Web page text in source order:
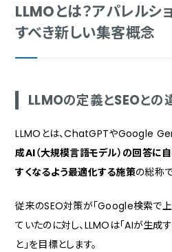
なぜアパレル業界でLLMOが重要
AI時代の新しい購買行動モデル「
ゼロクリック検索とは何か
アパレルショップがLLMO対策
ト
ポイント1：E-E-A-Tを意識した情報
ポイント4：FAQ形式コンテンツの充
LLMOとは？アパレルシ
すべき新しい集客概念
LLMOの定義とSEOとの
LLMOとは、ChatGPTやGoogle
成AI（大規模言語モデル）の回答に
すくなるよう最適化する施策の総称で
従来のSEO対策が「Google検索で上
ていたのに対し、LLMOは「AIが生成
と」を目標とします。